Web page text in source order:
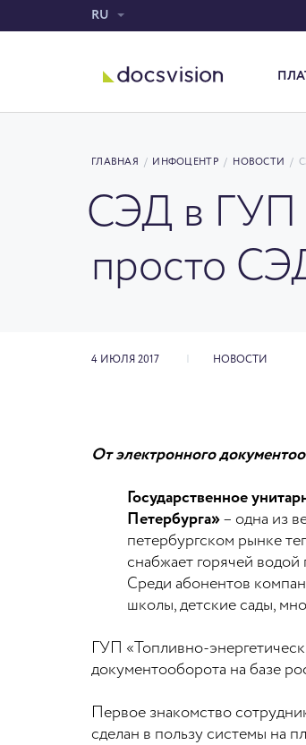
RU
ГЛАВНАЯ / ИНФОЦЕНТР / НОВОСТИ /
СЭД в ГУП
просто
4 ИЮЛЯ 2017 НОВОСТИ
От электронного
Государственное
Петербурга» – одна из
петербургском рынке
снабжает горячей
Среди абонентов
школы, детские сады,
ГУП «Топливно-
документооборота на базе
Первое знакомство
сделан в пользу системы на